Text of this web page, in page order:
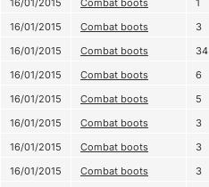
16/01/2015
Combat boots 3
16/01/2015
Combat boots 34
16/01/2015
Combat boots 6
16/01/2015
Combat boots 5
16/01/2015
Combat boots 3
16/01/2015
Combat boots 3
16/01/2015
Combat boots 3